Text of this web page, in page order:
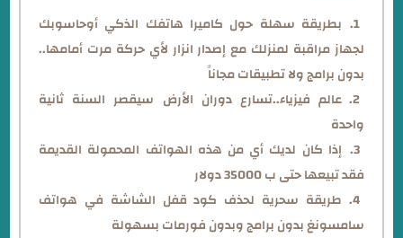
بطريقة سهلة حول كاميرا هاتفك الذكي أوحاسوبك
لجهاز مراقبة لمنزلك مع إصدار انزار لأي حركة مرت أمامها..
بدون برامج ولا تطبيقات مجاناً
عالم فيزياء..تسارع دوران الأرض سيقصر السنة ثانية
واحدة
إذا كان لديك أي من هذه الهواتف المحمولة القديمة
فقد تبيعها حتى ب 35000 دولار
طريقة سحرية لحذف كود قفل الشاشة في هواتف
سامسونغ بدون برامج وبدون فورمات بسهولة